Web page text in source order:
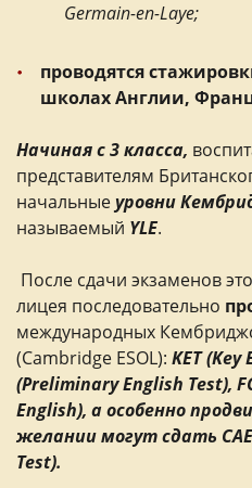
Germain-en-Laye;
проводятся
школах Англии,
Начиная с 3 класса,
представителям
начальныеуровни
называемый YLE.
После сдачи экзаменов
лицея последовательно
международных
(Cambridge ESOL): KET (Key
(Preliminary English Test),
English), а особенно
желании могут сдать
Test).